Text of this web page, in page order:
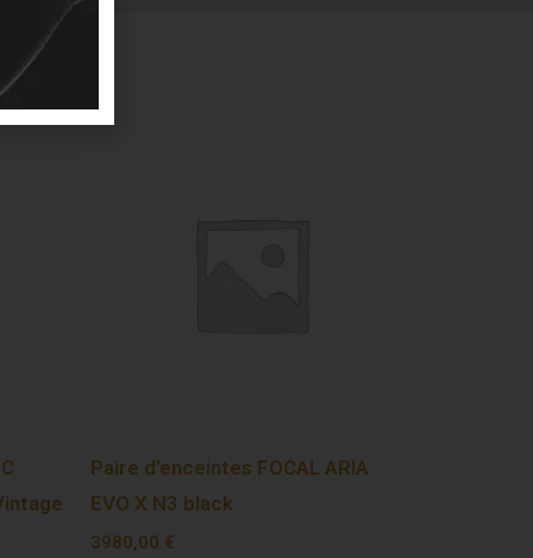
Paire d’enceintes FOCAL ARIA
EVO X N3 black
3980,00 €